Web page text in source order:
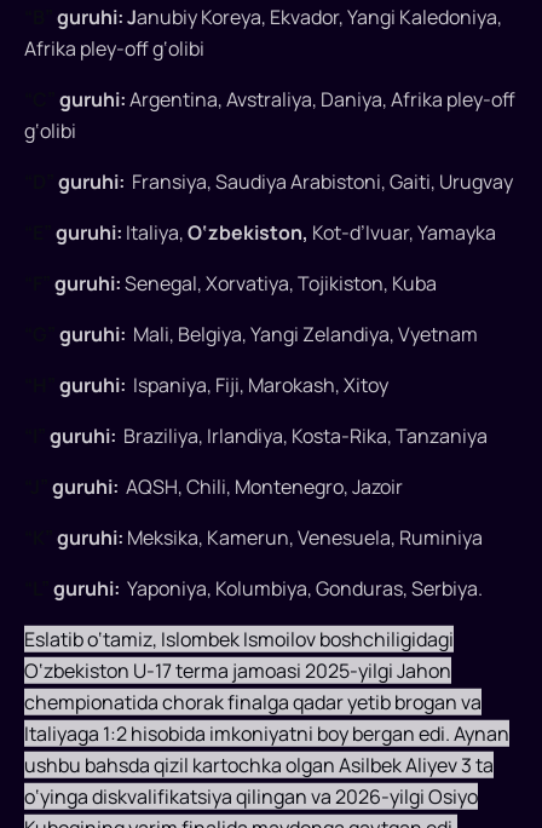
bo‘lgan
o‘smirlar
chempionatida
o‘smirlar
jamoasi
o‘ynaydi.
raqiblik
qiladi.
guruhi: Janubiy Koreya, Ekvador, Yangi Kaledoniya,
Afrika pley-off g‘olibi
guruhi:Argentina, Avstraliya, Daniya, Afrika pley-off
g‘olibi
guruhi: Fransiya, Saudiya Arabistoni, Gaiti, Urugvay
guruhi: Italiya,O‘zbekiston, Kot-d’Ivuar, Yamayka
guruhi:Senegal, Xorvatiya, Tojikiston, Kuba
guruhi: Mali, Belgiya, Yangi Zelandiya, Vyetnam
guruhi: Ispaniya, Fiji, Marokash, Xitoy
guruhi: Braziliya, Irlandiya, Kosta-Rika, Tanzaniya
guruhi: AQSH, Chili, Montenegro, Jazoir
guruhi: Meksika, Kamerun, Venesuela, Ruminiya
guruhi: Yaponiya, Kolumbiya, Gonduras, Serbiya.
Eslatib o‘tamiz, Islombek Ismoilov boshchiligidagi
O‘zbekiston U-17 terma jamoasi 2025-yilgi Jahon
chempionatida chorak finalga qadar yetib brogan va
Italiyaga 1:2 hisobida imkoniyatni boy bergan edi. Aynan
ushbu bahsda qizil kartochka olgan Asilbek Aliyev 3 ta
o‘yinga diskvalifikatsiya qilingan va 2026-yilgi Osiyo